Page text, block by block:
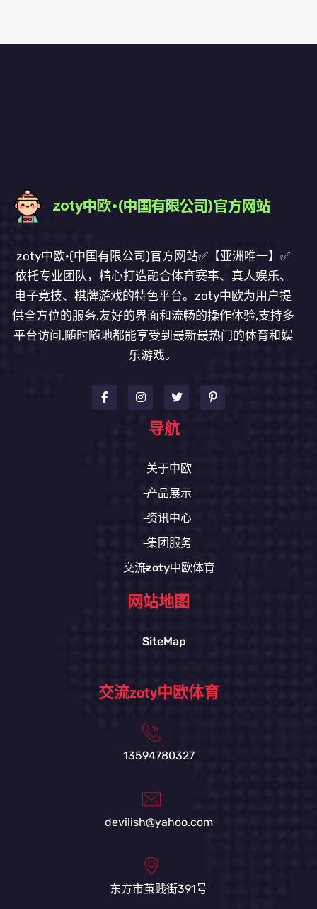
zoty中欧·(中国有限公司)官方网站✅【亚洲唯一】✅
依托专业团队，精心打造融合体育赛事、真人娱乐、
电子竞技、棋牌游戏的特色平台。zoty中欧为用户提
供全方位的服务,友好的界面和流畅的操作体验,支持多
平台访问,随时随地都能享受到最新最热门的体育和娱
乐游戏。
导航
关于中欧
产品展示
资讯中心
集团服务
交流zoty中欧体育
网站地图
SiteMap
交流zoty中欧体育
13594780327
devilish@yahoo.com
东方市茧贱街391号